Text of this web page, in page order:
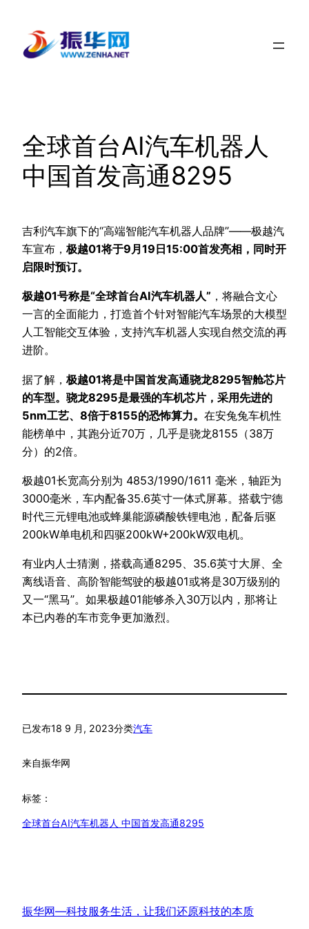
全球首台AI汽车机器人
中国首发高通8295
吉利汽车旗下的“高端智能汽车机器人品牌”——极越汽
车宣布， 极越01将于9月19日15:00首发亮相，同时开
启限时预订。
极越01号称是“全球首台AI汽车机器人” ，将融合文心
一言的全面能力，打造首个针对智能汽车场景的大模型
人工智能交互体验，支持汽车机器人实现自然交流的再
进阶。
据了解， 极越01将是中国首发高通骁龙8295智舱芯片
的车型。骁龙8295是最强的车机芯片，采用先进的
5nm工艺、8倍于8155的恐怖算力。 在安兔兔车机性
能榜单中，其跑分近70万，几乎是骁龙8155（38万
分）的2倍。
极越01长宽高分别为 4853/1990/1611 毫米，轴距为
3000毫米，车内配备35.6英寸一体式屏幕。搭载宁德
时代三元锂电池或蜂巢能源磷酸铁锂电池，配备后驱
200kW单电机和四驱200kW+200kW双电机。
有业内人士猜测，搭载高通8295、35.6英寸大屏、全
离线语音、高阶智能驾驶的极越01或将是30万级别的
又一“黑马”。如果极越01能够杀入30万以内，那将让
本已内卷的车市竞争更加激烈。
已发布18 9 月, 2023分类汽车
来自振华网
标签：
全球首台AI汽车机器人 中国首发高通8295
振华网—科技服务生活，让我们还原科技的本质